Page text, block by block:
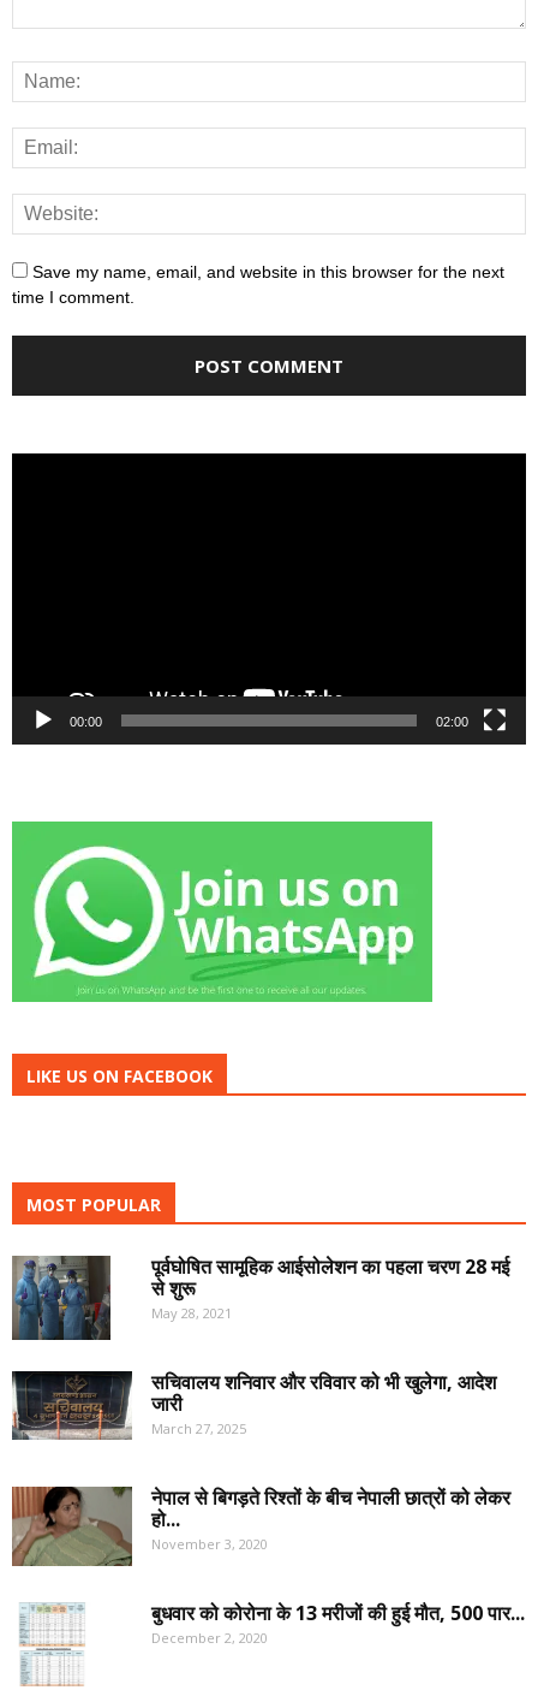
Save my name, email, and website in this browser for the next
time I comment.
00:00 02:00
LIKE US ON FACEBOOK
MOST POPULAR
पूर्वघोषित सामूहिक आईसोलेशन का पहला चरण 28 मई
से शुरू
May 28, 2021
सचिवालय शनिवार और रविवार को भी खुलेगा, आदेश
जारी
March 27, 2025
नेपाल से बिगड़ते रिश्तों के बीच नेपाली छात्रों को लेकर
हो...
November 3, 2020
बुधवार को कोरोना के 13 मरीजों की हुई मौत, 500 पार...
December 2, 2020